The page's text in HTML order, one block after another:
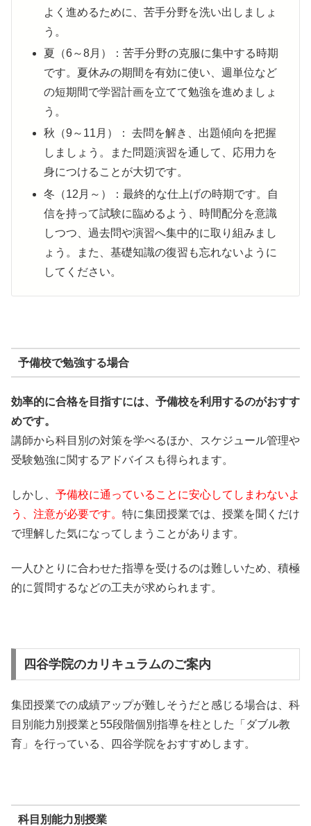
よく進めるために、苦手分野を洗い出しましょ
う。
夏（6～8月）：苦手分野の克服に集中する時期
です。夏休みの期間を有効に使い、週単位など
の短期間で学習計画を立てて勉強を進めましょ
う。
秋（9～11月）： 去問を解き、出題傾向を把握
しましょう。また問題演習を通して、応用力を
身につけることが大切です。
冬（12月～）：最終的な仕上げの時期です。自
信を持って試験に臨めるよう、時間配分を意識
しつつ、過去問や演習へ集中的に取り組みまし
ょう。また、基礎知識の復習も忘れないように
してください。
予備校で勉強する場合
効率的に合格を目指すには、予備校を利用するのがおすす
めです。
講師から科目別の対策を学べるほか、スケジュール管理や
受験勉強に関するアドバイスも得られます。
しかし、 予備校に通っていることに安心してしまわないよ
う、注意が必要です。 特に集団授業では、授業を聞くだけ
で理解した気になってしまうことがあります。
一人ひとりに合わせた指導を受けるのは難しいため、積極
的に質問するなどの工夫が求められます。
四谷学院のカリキュラムのご案内
集団授業での成績アップが難しそうだと感じる場合は、科
目別能力別授業と55段階個別指導を柱とした「ダブル教
育」を行っている、四谷学院をおすすめします。
科目別能力別授業